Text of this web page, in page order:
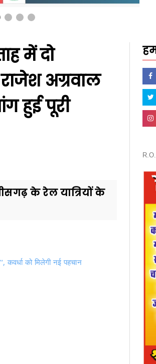
में दो
अग्रवाल
हुई पूरी
के रेल यात्रियों के
कवर्धा को मिलेगी नई पहचान